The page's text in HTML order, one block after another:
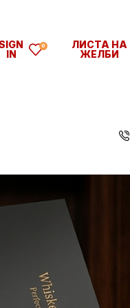
IN
0
ЛИСТА НА
ЖЕЛБИ